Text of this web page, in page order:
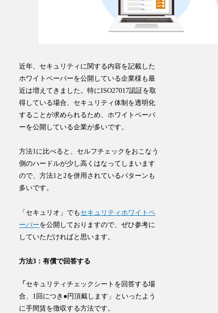
近年、セキュリティに関する内容を記載した
ホワイトペーパーを公開している企業様も最
近は増えてきました。特にISO27017認証を取
得している場合、セキュリティ体制を透明化
することが求められるため、ホワイトペーパ
ーを公開している企業が多いです。
方法1に比べると、セルフチェックをおこなう
側のハードルが少し高くはなってしまいます
ので、方法1と2を併用されているパターンも
多いです。
「セキュリオ」でも セキュリティホワイトペ
ーパーを公開しておりますので、ぜひ参考に
していただければと思います。
方法3：有償で回答する
「 セキュリティチェックシートを回答する場
合、1回につき●円頂戴します」といったよう
に手間賃を徴収する方法です。